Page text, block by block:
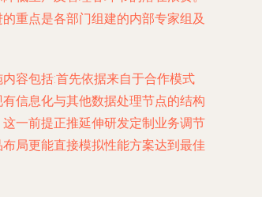
重点是各部门组建的内部专家组及
容包括:首先依据来自于合作模式
信息化与其他数据处理节点的结构
一前提正推延伸研发定制业务调节
局更能直接模拟性能方案达到最佳